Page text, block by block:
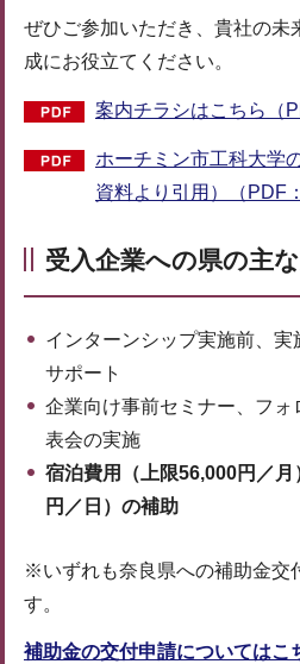
ぜひご参加いただき、貴社の未
成にお役立てください。
案内チラシはこちら（
ホーチミン市工科大学
資料より引用）（PDF
受入企業への県の主
インターンシップ実施前、
サポート
企業向け事前セミナー、フ
表会の実施
宿泊費用（上限56,000円／月
円／日）の補助
※いずれも奈良県への補助金交
す。
補助金の交付申請についてはこ